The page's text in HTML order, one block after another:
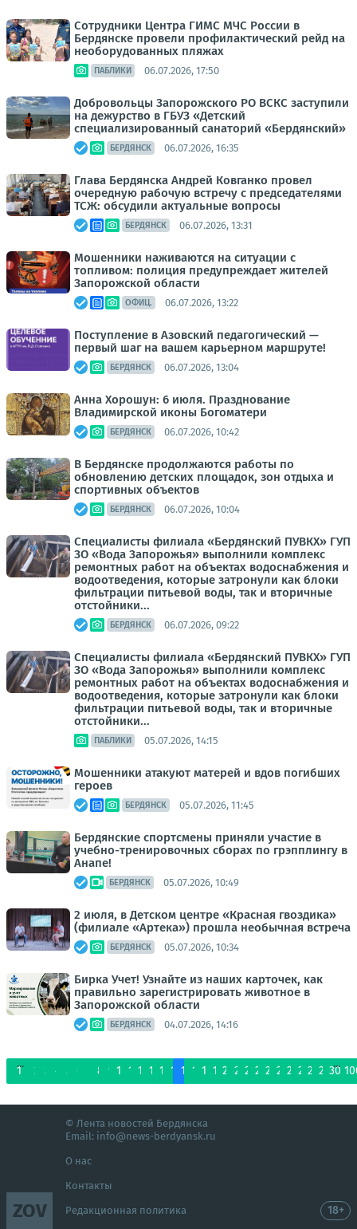
Сотрудники Центра ГИМС МЧС России в
Бердянске провели профилактический рейд на
необорудованных пляжах
ПАБЛИКИ 06.07.2026, 17:50
Добровольцы Запорожского РО ВСКС заступили
на дежурство в ГБУЗ «Детский
специализированный санаторий «Бердянский»
БЕРДЯНСК 06.07.2026, 16:35
Глава Бердянска Андрей Ковганко провел
очередную рабочую встречу с председателями
ТСЖ: обсудили актуальные вопросы
БЕРДЯНСК 06.07.2026, 13:31
Мошенники наживаются на ситуации с
топливом: полиция предупреждает жителей
Запорожской области
ОФИЦ. 06.07.2026, 13:22
Поступление в Азовский педагогический —
первый шаг на вашем карьерном маршруте!
БЕРДЯНСК 06.07.2026, 13:04
Анна Хорошун: 6 июля. Празднование
Владимирской иконы Богоматери
БЕРДЯНСК 06.07.2026, 10:42
В Бердянске продолжаются работы по
обновлению детских площадок, зон отдыха и
спортивных объектов
БЕРДЯНСК 06.07.2026, 10:04
Специалисты филиала «Бердянский ПУВКХ» ГУП
ЗО «Вода Запорожья» выполнили комплекс
ремонтных работ на объектах водоснабжения и
водоотведения, которые затронули как блоки
фильтрации питьевой воды, так и вторичные
отстойники...
БЕРДЯНСК 06.07.2026, 09:22
Специалисты филиала «Бердянский ПУВКХ» ГУП
ЗО «Вода Запорожья» выполнили комплекс
ремонтных работ на объектах водоснабжения и
водоотведения, которые затронули как блоки
фильтрации питьевой воды, так и вторичные
отстойники...
ПАБЛИКИ 05.07.2026, 14:15
Мошенники атакуют матерей и вдов погибших
героев
БЕРДЯНСК 05.07.2026, 11:45
Бердянские спортсмены приняли участие в
учебно-тренировочных сборах по грэпплингу в
Анапе!
БЕРДЯНСК 05.07.2026, 10:49
2 июля, в Детском центре «Красная гвоздика»
(филиале «Артека») прошла необычная встреча
БЕРДЯНСК 05.07.2026, 10:34
Бирка Учет! Узнайте из наших карточек, как
правильно зарегистрировать животное в
Запорожской области
БЕРДЯНСК 04.07.2026, 14:16
1
...
2 3 4 5 6 8 9 10 11 12 13 14 15 16 17 18192021 222324252627282930
...
ZOV
© Лента новостей Бердянска
Email: info@news-berdyansk.ru
О нас
Контакты
Редакционная политика 18+